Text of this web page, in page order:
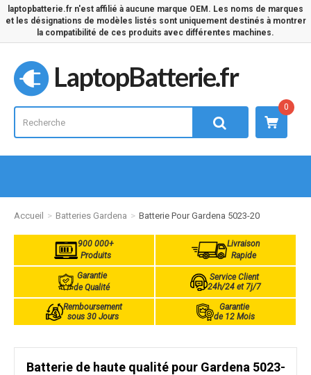
laptopbatterie.fr n'est affilié à aucune marque OEM. Les noms de marques
et les désignations de modèles listés sont uniquement destinés à montrer
la compatibilité de ces produits avec différentes machines.
LaptopBatterie.fr
0
Accueil Batteries Gardena Batterie Pour Gardena 5023-20
900 000+
Produits
Livraison
Rapide
Garantie
de Qualité
Service Client
24h/24 et 7j/7
Remboursement
sous 30 Jours
Garantie
de 12 Mois
Batterie de haute qualité pour Gardena 5023-